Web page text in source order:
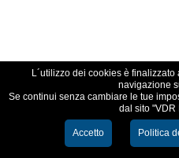
L´utilizzo dei cookies è
navigazione
Se continui senza cambiare le tue
dal sito "VDR
Accetto Politica